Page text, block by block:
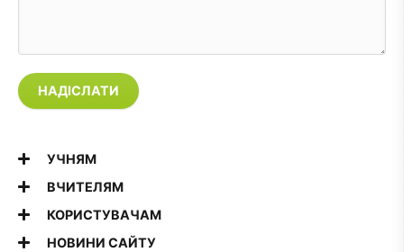
НАДІСЛАТИ
УЧНЯМ
ВЧИТЕЛЯМ
КОРИСТУВАЧАМ
НОВИНИ САЙТУ